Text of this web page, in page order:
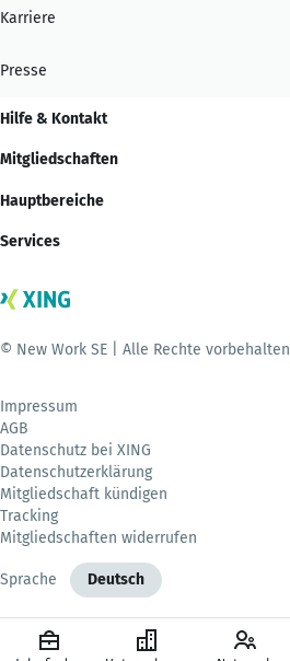
Karriere
Presse
Hilfe & Kontakt
Mitgliedschaften
Hauptbereiche
Services
© New Work SE | Alle Rechte vorbehalten
Impressum
AGB
Datenschutz bei XING
Datenschutzerklärung
Mitgliedschaft kündigen
Tracking
Mitgliedschaften widerrufen
Sprache Deutsch